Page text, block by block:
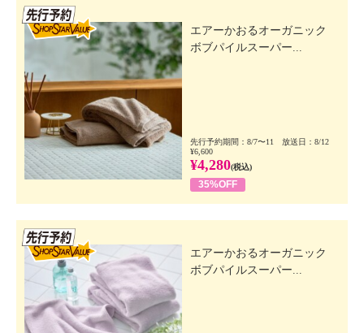
エアーかおるオーガニック
ボブパイルスーパー...
先行予約期間：8/7〜11 放送日：8/12
¥6,600
¥4,280(税込)
35%OFF
エアーかおるオーガニック
ボブパイルスーパー...